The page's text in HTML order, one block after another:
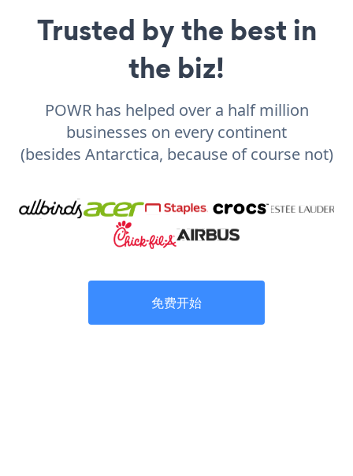
Trusted by the best in
the biz!
POWR has helped over a half million
businesses on every continent
(besides Antarctica, because of course not)
免费开始